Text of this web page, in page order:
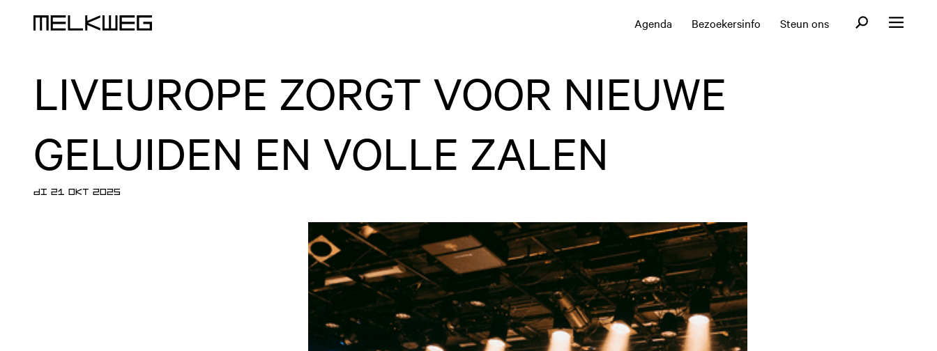
Agenda Bezoekersinfo Steun ons OpenOpen menu
LIVEUROPE ZORGT VOOR NIEUWE
GELUIDEN EN VOLLE ZALEN
DI 21 OKT 2025